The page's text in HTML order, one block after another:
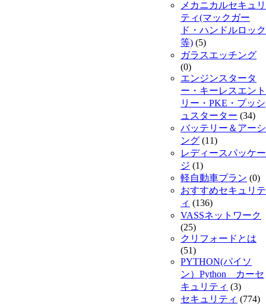
メカニカルセキュリ
ティ(マックガー
ド・ハンドルロック
等) (5)
ガラスエッチング
(0)
エンジンスタータ
ー・キーレスエント
リー・PKE・プッシ
ュスターター (34)
バッテリー＆アーシ
ング (11)
レディースパッケー
ジ (1)
軽自動車プラン (0)
おすすめセキュリテ
ィ (136)
VASSネットワーク
(25)
クリフォードとは
(51)
PYTHON(パイソ
ン）Python カーセ
キュリティ (3)
セキュリティ (774)